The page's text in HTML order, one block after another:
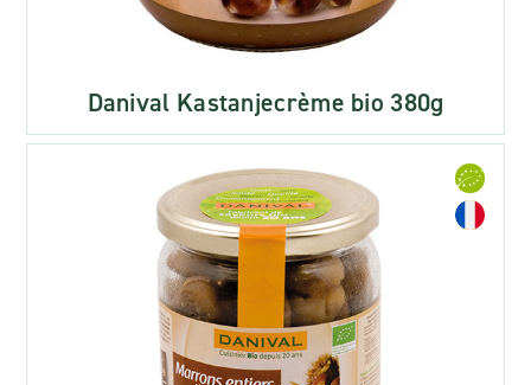
Danival Kastanjecrème bio 380g